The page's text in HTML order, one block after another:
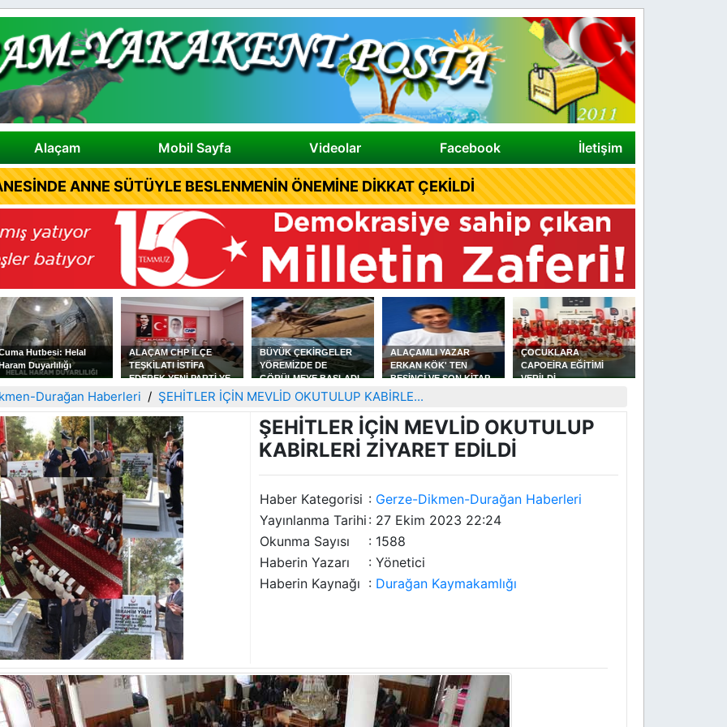
Alaçam Mobil Sayfa Videolar Facebook İletişim
ANNE SÜTÜYLE BESLENMENİN ÖNEMİNE DİKKAT ÇEKİLDİ
CHP İLÇE
İSTİFA
YENİ PARTİ YE
KATILDILAR
BÜYÜK ÇEKİRGELER
YÖREMİZDE DE
GÖRÜLMEYE BAŞLADI
ALAÇAMLI YAZAR
ERKAN KÖK' TEN
BEŞİNCİ VE SON KİTAP
AŞKIN OTOPSİ RAPORU
ÇOCUKLARA
CAPOEİRA EĞİTİMİ
VERİLDİ
DİKMEN YAĞLI
GÜREŞLERİNDE
YAKAKENT'Lİ
Durağan Haberleri ŞEHİTLER İÇİN MEVLİD OKUTULUP KABİRLE...
ŞEHİTLER İÇİN MEVLİD OKUTULUP
KABİRLERİ ZİYARET EDİLDİ
Haber Kategorisi : Gerze-Dikmen-Durağan Haberleri
Yayınlanma Tarihi : 27 Ekim 2023 22:24
Okunma Sayısı
: 1588
Haberin Yazarı
: Yönetici
Haberin Kaynağı : Durağan Kaymakamlığı